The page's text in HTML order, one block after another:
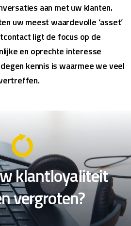
aan met uw klanten.
uw meest waardevolle ‘asset’
ligt de focus op de
en oprechte interesse
kennis is waarmee we veel
klantloyaliteit
vergroten?